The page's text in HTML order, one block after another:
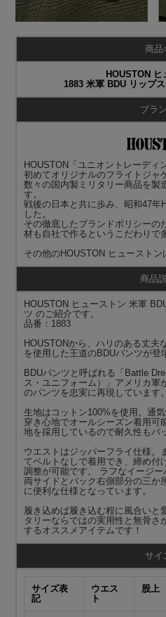
商品
HOUSTON ヒ
1883 米軍 BDU リップ
ブラ
HOUSTON「ユニオントレーディ
初めてオリジナルのフライトジャ
数々の国内製ミリタリー商品を製
す。
戦後の日本と共に歩み、昭和47年
した。
その徹底したブランドポリシーの
材も自社で作るというこだわりで
その他のHOUSTON ヒューストン
商品
HOUSTON ヒューストン 米軍
ツ のご紹介です。
品番：1883
HOUSTONから、ハリのある丈夫
を使用した王道のBDUパンツが登
BDUパンツと呼ばれる「Battle
ス・ユニフォーム）」アメリカ軍
のパンツを忠実に再現しています。
生地はコットン100%を使用。通
穿き心地でオールシーズン着用可
地を採用しているので耐久性もバ
ウエストはジッパーフライ仕様。
てベルトなしで着用でき、締め付
調整が可能です。 ラフなイージ
両サイドとバック右側部分の三か
に便利な仕様となっています。
履き込めば履き込む程に風合いと
タリーならではの実用性と無骨さ
するオススメアイテムです！
サイ
サイズ表
記
ウエス
ト
股上